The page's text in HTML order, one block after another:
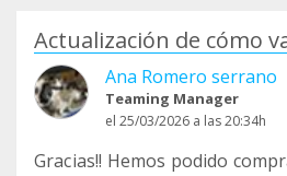
Actualización de cómo
Ana Romero serrano
Teaming Manager
el 25/03/2026 a las 20:34h
Gracias!! Hemos podido